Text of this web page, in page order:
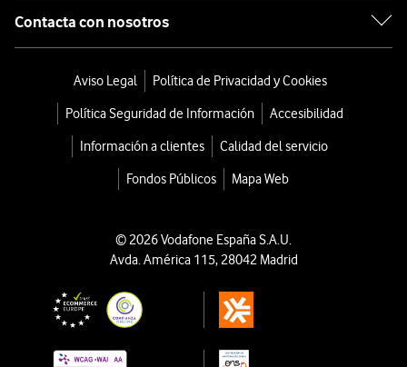
Contacta con nosotros
Aviso Legal
Política de Privacidad y Cookies
Política Seguridad de Información
Accesibilidad
Información a clientes
Calidad del servicio
Fondos Públicos
Mapa Web
© 2026 Vodafone España S.A.U.
Avda. América 115, 28042 Madrid